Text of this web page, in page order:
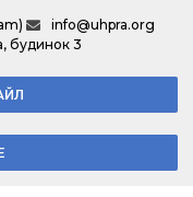
info@uhpra.org
будинок 3